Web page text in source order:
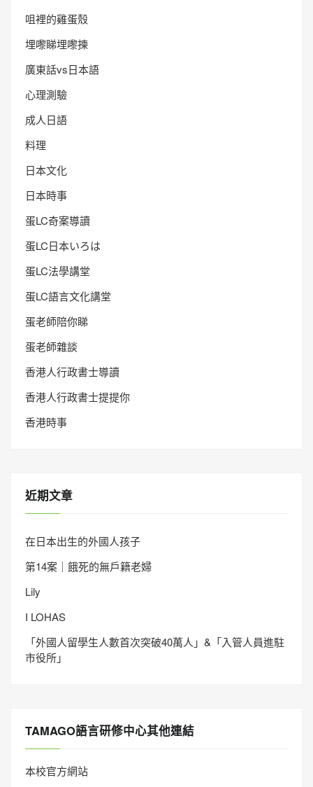
咀裡的雞蛋殼
埋嚟睇埋嚟揀
廣東話vs日本語
心理測驗
成人日語
料理
日本文化
日本時事
蛋LC奇案導讀
蛋LC日本いろは
蛋LC法學講堂
蛋LC語言文化講堂
蛋老師陪你睇
蛋老師雜談
香港人行政書士導讀
香港人行政書士提提你
香港時事
近期文章
在日本出生的外國人孩子
第14案｜餓死的無戶籍老婦
Lily
I LOHAS
「外國人留學生人數首次突破40萬人」&「入管人員進駐
市役所」
TAMAGO語言研修中心其他連結
本校官方網站